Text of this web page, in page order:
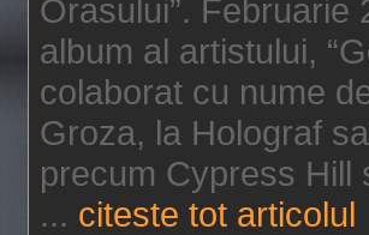
Orasului”.
album al artistului,
colaborat cu nume
Groza, la Holograf
precum Cypress Hill
... citeste tot articolul